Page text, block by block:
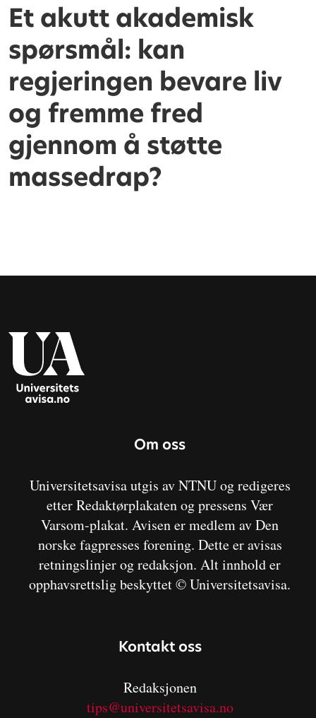
Et akutt akademisk
spørsmål: kan
regjeringen bevare liv
og fremme fred
gjennom å støtte
massedrap?
Om oss
Universitetsavisa utgis av NTNU og redigeres
etter Redaktørplakaten og pressens Vær
Varsom-plakat. Avisen er medlem av Den
norske fagpresses forening. Dette er avisas
retningslinjer og redaksjon. Alt innhold er
opphavsrettslig beskyttet © Universitetsavisa.
Kontakt oss
Redaksjonen
tips@universitetsavisa.no